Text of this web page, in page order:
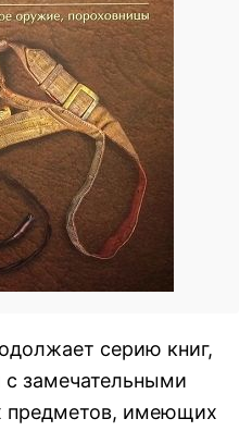
серию книг,
с замечательными
предметов, имеющих